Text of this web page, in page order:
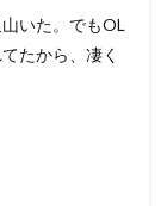
いた。でもOL
たから、凄く